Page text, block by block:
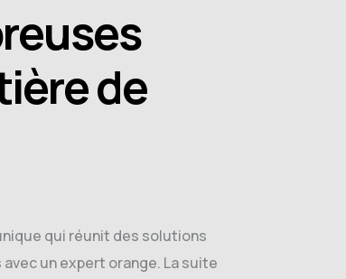
de
qui réunit des solutions
un expert orange. La suite